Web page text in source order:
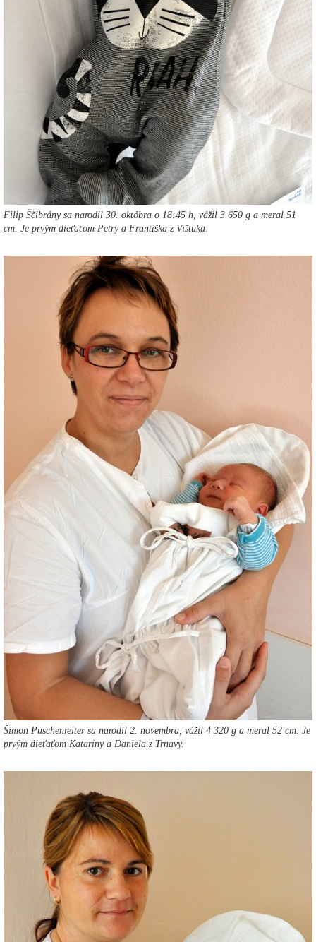
Filip Ščibrány sa narodil 30. októbra o 18:45 h, vážil 3 650 g a meral 51
cm. Je prvým dieťaťom Petry a Františka z Vištuka.
Šimon Puschenreiter sa narodil 2. novembra, vážil 4 320 g a meral 52 cm. Je
prvým dieťaťom Kataríny a Daniela z Trnavy.